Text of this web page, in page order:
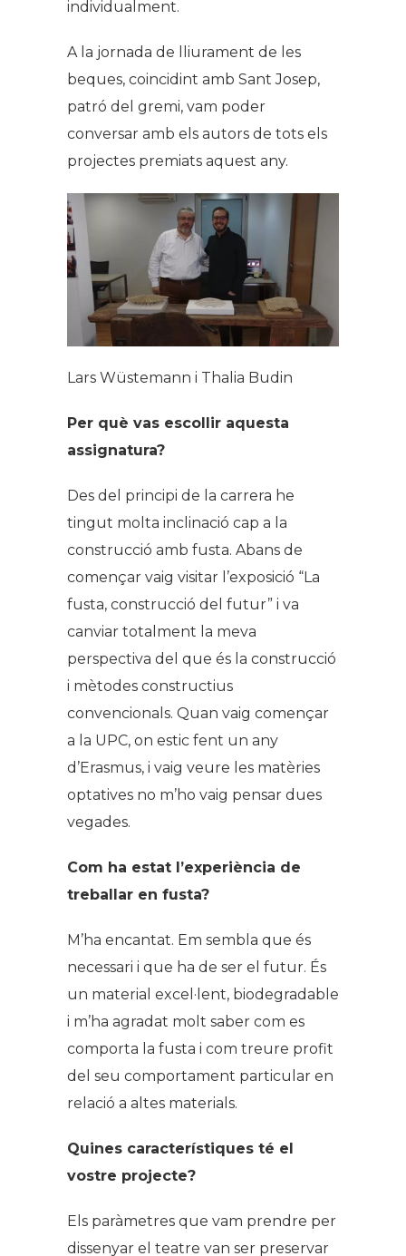
individualment.
A la jornada de lliurament de les
beques, coincidint amb Sant Josep,
patró del gremi, vam poder
conversar amb els autors de tots els
projectes premiats aquest any.
Lars Wüstemann i Thalia Budin
Per què vas escollir aquesta
assignatura?
Des del principi de la carrera he
tingut molta inclinació cap a la
construcció amb fusta. Abans de
començar vaig visitar l’exposició “La
fusta, construcció del futur” i va
canviar totalment la meva
perspectiva del que és la construcció
i mètodes constructius
convencionals. Quan vaig començar
a la UPC, on estic fent un any
d’Erasmus, i vaig veure les matèries
optatives no m’ho vaig pensar dues
vegades.
Com ha estat l’experiència de
treballar en fusta?
M’ha encantat. Em sembla que és
necessari i que ha de ser el futur. És
un material excel·lent, biodegradable
i m’ha agradat molt saber com es
comporta la fusta i com treure profit
del seu comportament particular en
relació a altes materials.
Quines característiques té el
vostre projecte?
Els paràmetres que vam prendre per
dissenyar el teatre van ser preservar